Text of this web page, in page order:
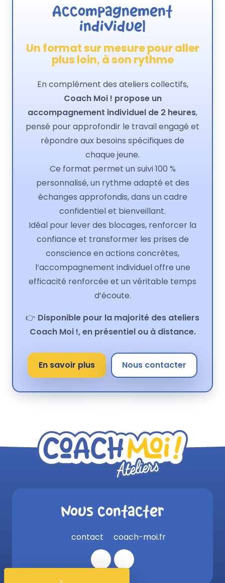
Accompagnement
individuel
Un format sur mesure pour aller
plus loin, à son rythme
En complément des ateliers collectifs,
Coach Moi ! propose un
accompagnement individuel de 2 heures,
pensé pour approfondir le travail engagé et
répondre aux besoins spécifiques de
chaque jeune.
Ce format permet un suivi 100 %
personnalisé, un rythme adapté et des
échanges approfondis, dans un cadre
confidentiel et bienveillant.
Idéal pour lever des blocages, renforcer la
confiance et transformer les prises de
conscience en actions concrètes,
l’accompagnement individuel offre une
efficacité renforcée et un véritable temps
d’écoute.
👉 Disponible pour la majorité des ateliers
Coach Moi !, en présentiel ou à distance.
En savoir plus Nous contacter
Nous contacter
contact coach-moi.fr